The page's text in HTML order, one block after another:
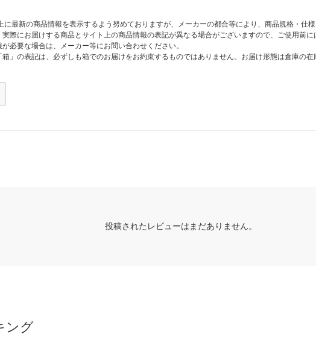
に最新の商品情報を表示するよう努めておりますが、メーカーの都合等により、商品規格・仕
際にお届けする商品とサイト上の商品情報の表記が異なる場合がございますので、ご使用前
必要な場合は、メーカー等にお問い合わせください。
」の表記は、必ずしも箱でのお届けをお約束するものではありません。お届け形態は倉庫の
投稿されたレビューはまだありません。
ング